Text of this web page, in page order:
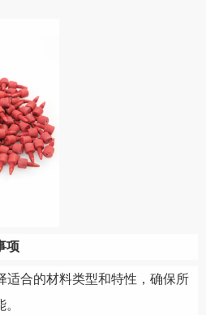
项
适合的材料类型和特性，确保所